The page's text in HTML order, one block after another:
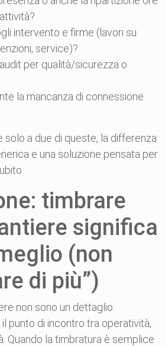
intervento e firme (lavori su
service)?
per qualità/sicurezza o
la mancanza di connessione
solo a due di queste, la differenza
e una soluzione pensata per
timbrare
significa
(non
di più”)
non sono un dettaglio
punto di incontro tra operatività,
Quando la timbratura è semplice